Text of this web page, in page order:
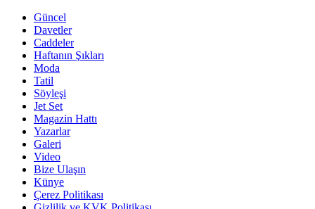
Güncel
Davetler
Caddeler
Haftanın Şıkları
Moda
Tatil
Söyleşi
Jet Set
Magazin Hattı
Yazarlar
Galeri
Video
Bize Ulaşın
Künye
Çerez Politikası